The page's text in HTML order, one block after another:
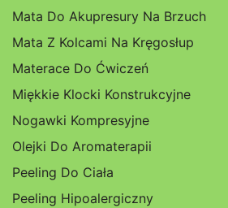
Mata Do Akupresury Na Brzuch
Mata Z Kolcami Na Kręgosłup
Materace Do Ćwiczeń
Miękkie Klocki Konstrukcyjne
Nogawki Kompresyjne
Olejki Do Aromaterapii
Peeling Do Ciała
Peeling Hipoalergiczny